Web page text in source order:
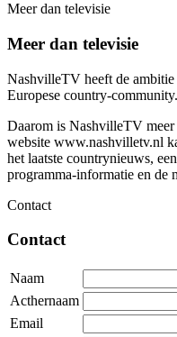
Meer dan televisie
Meer dan televisie
NashvilleTV heeft de ambitie
Europese country-community.
Daarom is NashvilleTV meer
website www.nashvilletv.nl
het laatste countrynieuws,
programma-informatie en de
Contact
Contact
Naam
Acthernaam
Email